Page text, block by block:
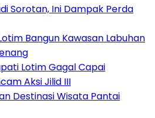
Sorotan, Ini Dampak Perda
Bangun Kawasan Labuhan
Lotim Gagal Capai
Aksi Jilid III
Destinasi Wisata Pantai